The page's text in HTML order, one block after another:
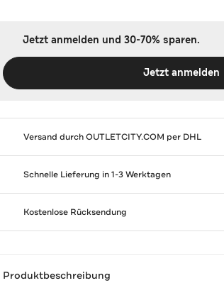
Jetzt anmelden und 30-70% sparen.
Jetzt anmelden
Versand durchOUTLETCITY.COM per DHL
Schnelle Lieferung in 1-3 Werktagen
Kostenlose Rücksendung
Produktbeschreibung